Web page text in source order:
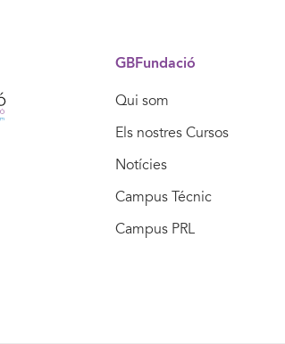
GBFundació
Qui som
Els nostres Cursos
Notícies
Campus Técnic
Campus PRL